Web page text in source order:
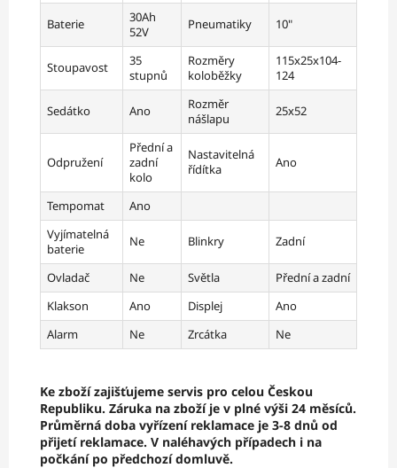
Baterie
30Ah
52V
Pneumatiky 10"
Stoupavost
35
stupnů
Rozměry
koloběžky
115x25x104-
124
Sedátko Ano
Rozměr
nášlapu
25x52
Odpružení
Přední a
zadní
kolo
Nastavitelná
řídítka
Ano
Tempomat
Ano
Vyjímatelná
baterie
Ne Blinkry Zadní
Ovladač Ne Světla
Přední a zadní
Klakson
Ano Displej
Ano
Alarm
Ne Zrcátka Ne
Ke zboží zajišťujeme servis pro celou Českou
Republiku. Záruka na zboží je v plné výši 24 měsíců.
Průměrná doba vyřízení reklamace je 3-8 dnů od
přijetí reklamace. V naléhavých případech i na
počkání po předchozí domluvě.